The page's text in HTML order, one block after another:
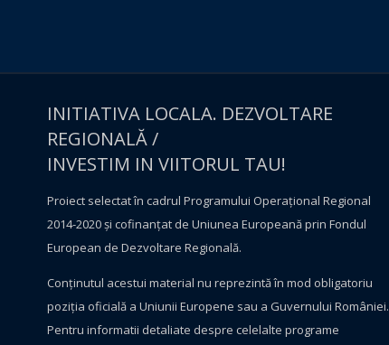
INITIATIVA LOCALA. DEZVOLTARE
REGIONALĂ /
INVESTIM IN VIITORUL TAU!
Proiect selectat în cadrul Programului Operațional Regional
2014-2020 și cofinanțat de Uniunea Europeană prin Fondul
European de Dezvoltare Regională.
Conţinutul acestui material nu reprezintă în mod obligatoriu
poziţia oficială a Uniunii Europene sau a Guvernului României.
Pentru informatii detaliate despre celelalte programe